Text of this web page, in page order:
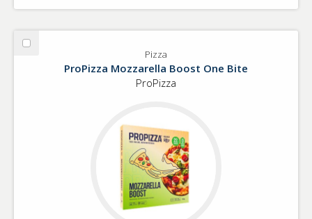
Välj
Pizza
ProPizza Mozzarella Boost One Bite
ProPizza